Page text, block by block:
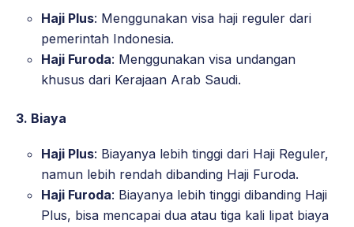
Haji Plus: Menggunakan visa haji reguler dari
pemerintah Indonesia.
Haji Furoda: Menggunakan visa undangan
khusus dari Kerajaan Arab Saudi.
3. Biaya
Haji Plus: Biayanya lebih tinggi dari Haji Reguler,
namun lebih rendah dibanding Haji Furoda.
Haji Furoda: Biayanya lebih tinggi dibanding Haji
Plus, bisa mencapai dua atau tiga kali lipat biaya